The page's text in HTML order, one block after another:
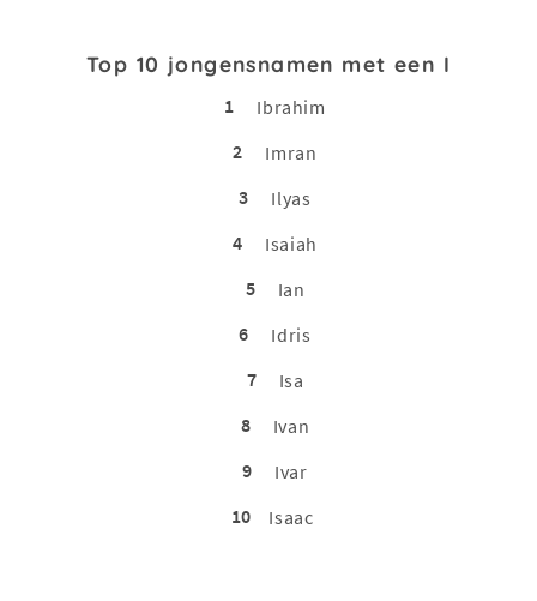
Top 10 jongensnamen met een I
1
Ibrahim
2
Imran
3
Ilyas
4
Isaiah
5
Ian
6
Idris
7
Isa
8
Ivan
9
Ivar
10
Isaac